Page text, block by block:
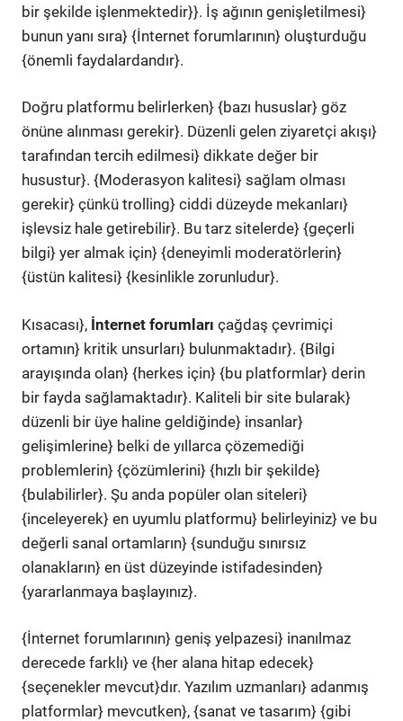
bir şekilde işlenmektedir}}. İş ağının genişletilmesi}
bunun yanı sıra} {İnternet forumlarının} oluşturduğu
{önemli faydalardandır}.
Doğru platformu belirlerken} {bazı hususlar} göz
önüne alınması gerekir}. Düzenli gelen ziyaretçi akışı}
tarafından tercih edilmesi} dikkate değer bir
husustur}. {Moderasyon kalitesi} sağlam olması
gerekir} çünkü trolling} ciddi düzeyde mekanları}
işlevsiz hale getirebilir}. Bu tarz sitelerde} {geçerli
bilgi} yer almak için} {deneyimli moderatörlerin}
{üstün kalitesi} {kesinlikle zorunludur}.
Kısacası}, İnternet forumları çağdaş çevrimiçi
ortamın} kritik unsurları} bulunmaktadır}. {Bilgi
arayışında olan} {herkes için} {bu platformlar} derin
bir fayda sağlamaktadır}. Kaliteli bir site bularak}
düzenli bir üye haline geldiğinde} insanlar}
gelişimlerine} belki de yıllarca çözemediği
problemlerin} {çözümlerini} {hızlı bir şekilde}
{bulabilirler}. Şu anda popüler olan siteleri}
{inceleyerek} en uyumlu platformu} belirleyiniz} ve bu
değerli sanal ortamların} {sunduğu sınırsız
olanakların} en üst düzeyinde istifadesinden}
{yararlanmaya başlayınız}.
{İnternet forumlarının} geniş yelpazesi} inanılmaz
derecede farklı} ve {her alana hitap edecek}
{seçenekler mevcut}dır. Yazılım uzmanları} adanmış
platformlar} mevcutken}, {sanat ve tasarım} {gibi